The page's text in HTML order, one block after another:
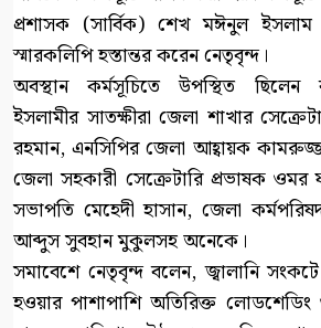
প্রশাসক (সার্বিক) শেখ মঈনুল
স্মারকলিপি হস্তান্তর করেন নেতৃবৃন্দ।
অবস্থান কর্মসূচিতে উপস্থিত ছিলেন
ইসলামীর সাতক্ষীরা জেলা শাখার
রহমান, এনসিপির জেলা আহ্বায়ক
জেলা সহকারী সেক্রেটারি প্রভাষক
সভাপতি মেহেদী হাসান, জেলা
আব্দুস সুবহান মুকুলসহ অনেকে।
সমাবেশে নেতৃবৃন্দ বলেন, জ্বালানি
হওয়ার পাশাপাশি অতিরিক্ত লোডশেডিং